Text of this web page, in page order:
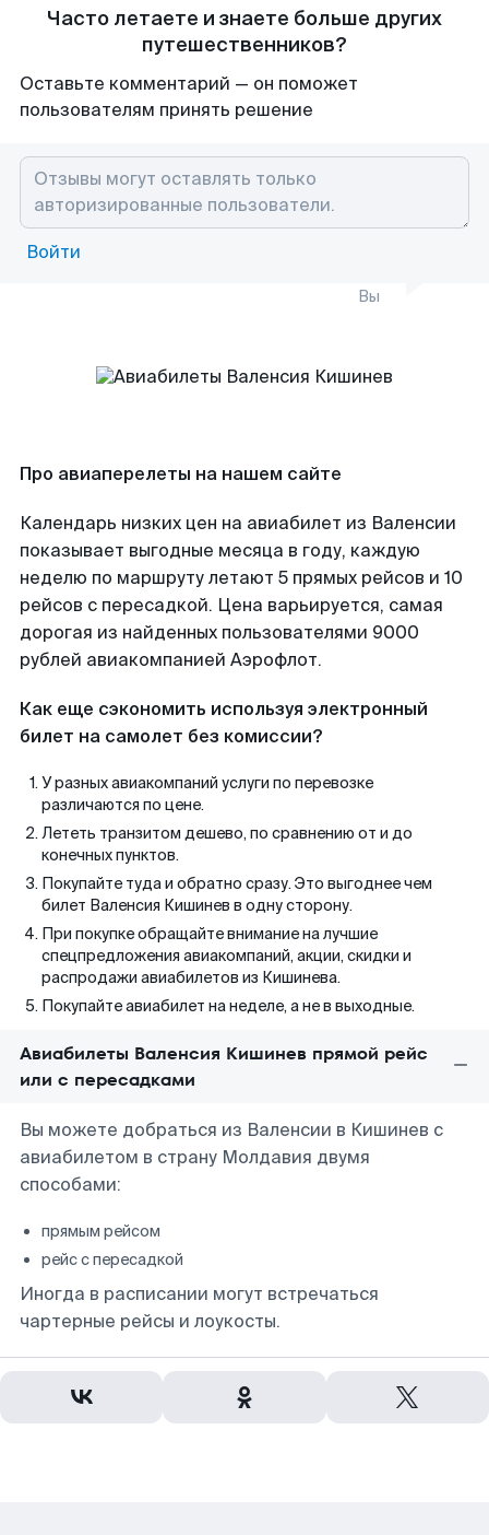
Часто летаете и знаете больше других
путешественников?
Оставьте комментарий — он поможет
пользователям принять решение
Войти
Вы
Про авиаперелеты на нашем сайте
Календарь низких цен на авиабилет из Валенсии
показывает выгодные месяца в году, каждую
неделю по маршруту летают 5 прямых рейсов и 10
рейсов с пересадкой. Цена варьируется, самая
дорогая из найденных пользователями 9000
рублей авиакомпанией Аэрофлот.
Как еще сэкономить используя электронный
билет на самолет без комиссии?
У разных авиакомпаний услуги по перевозке
различаются по цене.
Лететь транзитом дешево, по сравнению от и до
конечных пунктов.
Покупайте туда и обратно сразу. Это выгоднее чем
билет Валенсия Кишинев в одну сторону.
При покупке обращайте внимание на лучшие
спецпредложения авиакомпаний, акции, скидки и
распродажи авиабилетов из Кишинева.
Покупайте авиабилет на неделе, а не в выходные.
Авиабилеты Валенсия Кишинев прямой рейс
или с пересадками
Вы можете добраться из Валенсии в Кишинев с
авиабилетом в страну Молдавия двумя
способами:
прямым рейсом
рейс с пересадкой
Иногда в расписании могут встречаться
чартерные рейсы и лоукосты.